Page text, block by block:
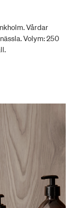
Vårdar
Volym: 250